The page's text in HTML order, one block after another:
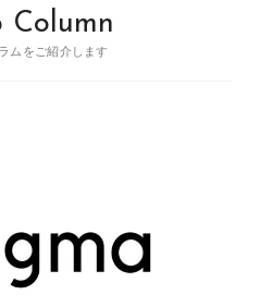
Column
ムをご紹介します